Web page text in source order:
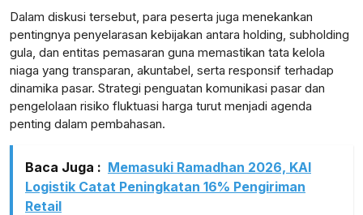
Dalam diskusi tersebut, para peserta juga menekankan
pentingnya penyelarasan kebijakan antara holding, subholding
gula, dan entitas pemasaran guna memastikan tata kelola
niaga yang transparan, akuntabel, serta responsif terhadap
dinamika pasar. Strategi penguatan komunikasi pasar dan
pengelolaan risiko fluktuasi harga turut menjadi agenda
penting dalam pembahasan.
Baca Juga : Memasuki Ramadhan 2026, KAI
Logistik Catat Peningkatan 16% Pengiriman
Retail